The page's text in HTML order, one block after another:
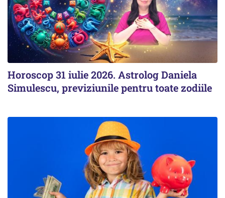
Horoscop 31 iulie 2026. Astrolog Daniela
Simulescu, previziunile pentru toate zodiile